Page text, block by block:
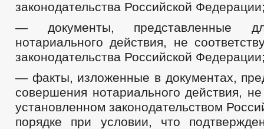
Нормативно-правовые акты
Прием граждан
Обращение к главе
Интернет приемная
График приема граждан
Анализ обращений граждан
Обзоры обращений граждан
Форма обращений и заявлений
Порядок рассмотрения обращений
Регламент рассмотрения обращений
законодательства Российской
— документы, представленные
нотариального действия, не
законодательства Российской
— факты, изложенные в документах,
совершения нотариального действия,
установленном законодательством
порядке при условии, что